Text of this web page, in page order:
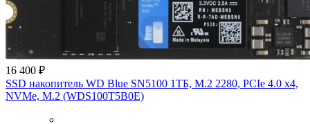
16 400 ₽
SSD накопитель WD Blue SN5100 1ТБ, M.2 2280, PCIe 4.0 x4,
NVMe, M.2 (WDS100T5B0E)